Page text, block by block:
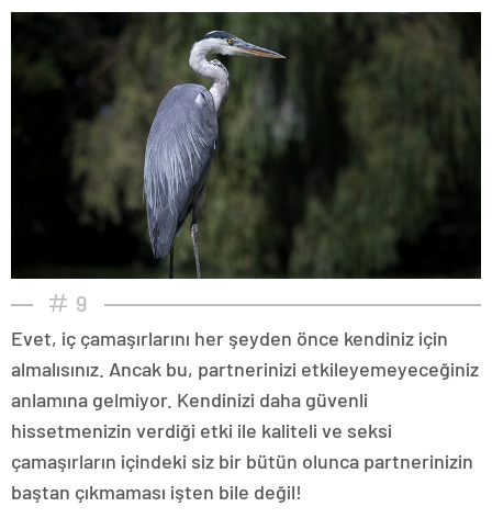
9
Evet, iç çamaşırlarını her şeyden önce kendiniz için
almalısınız. Ancak bu, partnerinizi etkileyemeyeceğiniz
anlamına gelmiyor. Kendinizi daha güvenli
hissetmenizin verdiği etki ile kaliteli ve seksi
çamaşırların içindeki siz bir bütün olunca partnerinizin
baştan çıkmaması işten bile değil!